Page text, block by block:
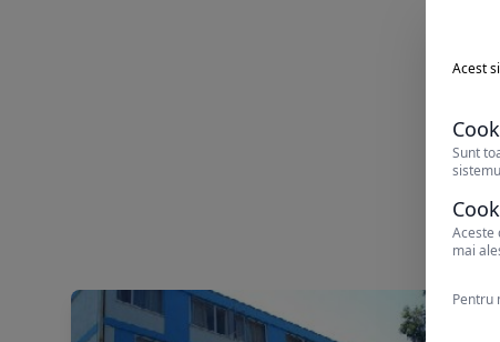
Acest
Sunt
Aceste
mai
Pentru